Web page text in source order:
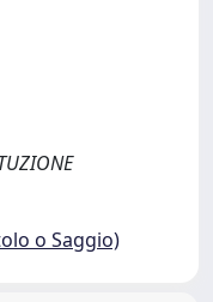
o Saggio)